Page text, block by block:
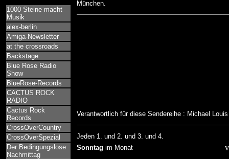
1000 Steine macht
Musik
alex-berlin
Amiga-Newsletter
at the crossroads
Backstage
Blue Rose Radio
Show
BlueRose-Records
CACTUS ROCK
RADIO
Cactus Rock
Records
CrossOverCountry
CrossOverSpezial
Der Bedingungslose
Nachmittag
München.
Verantwortlich für diese Sendereihe : Michael
Jeden 1. und 2. und 3. und 4.
Sonntag im Monat